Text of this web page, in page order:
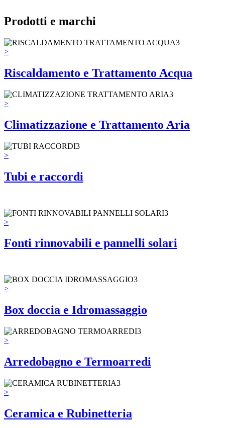
Prodotti e marchi
>
Riscaldamento e Trattamento Acqua
>
Climatizzazione e Trattamento Aria
>
Tubi e raccordi
>
Fonti rinnovabili e pannelli solari
>
Box doccia e Idromassaggio
>
Arredobagno e Termoarredi
>
Ceramica e Rubinetteria